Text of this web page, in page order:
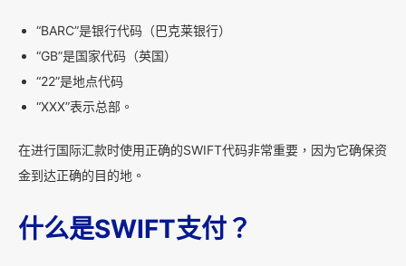
“BARC”是银行代码（巴克莱银行）
“GB”是国家代码（英国）
“22”是地点代码
“XXX”表示总部。
在进行国际汇款时使用正确的SWIFT代码非常重要，因为它确保资
金到达正确的目的地。
什么是SWIFT支付？